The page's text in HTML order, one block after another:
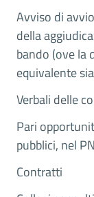
Avviso di
della
bando (ove la
equivalente
Verbali delle
Pari
pubblici, nel
Contratti